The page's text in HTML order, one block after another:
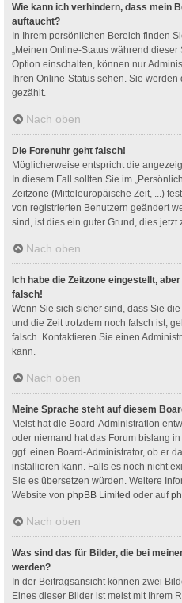
Wie kann ich verhindern, dass mein
auftaucht?
In Ihrem persönlichen Bereich finden
„Meinen Online-Status während
Option einschalten, können nur
Ihren Online-Status sehen. Sie
gezählt.
Nach oben
Die Forenuhr geht falsch!
Möglicherweise entspricht die
In diesem Fall sollten Sie im
Zeitzone (Mitteleuropäische Zeit, ...)
von registrierten Benutzern geändert
sind, ist dies ein guter Grund, dies jetzt
Nach oben
Ich habe die Zeitzone eingestellt,
falsch!
Wenn Sie sich sicher sind, dass Sie
und die Zeit trotzdem noch falsch ist,
falsch. Kontaktieren Sie einen
kann.
Nach oben
Meine Sprache steht auf diesem
Meist hat die Board-Administration
oder niemand hat das Forum bislang
ggf. einen Board-Administrator, ob er
installieren kann. Falls es noch nicht
Sie es übersetzen würden. Weitere
Website von phpBB Limited oder auf
Nach oben
Was sind das für Bilder, die bei
werden?
In der Beitragsansicht können zwei
Eines dieser Bilder ist meist mit Ihrem